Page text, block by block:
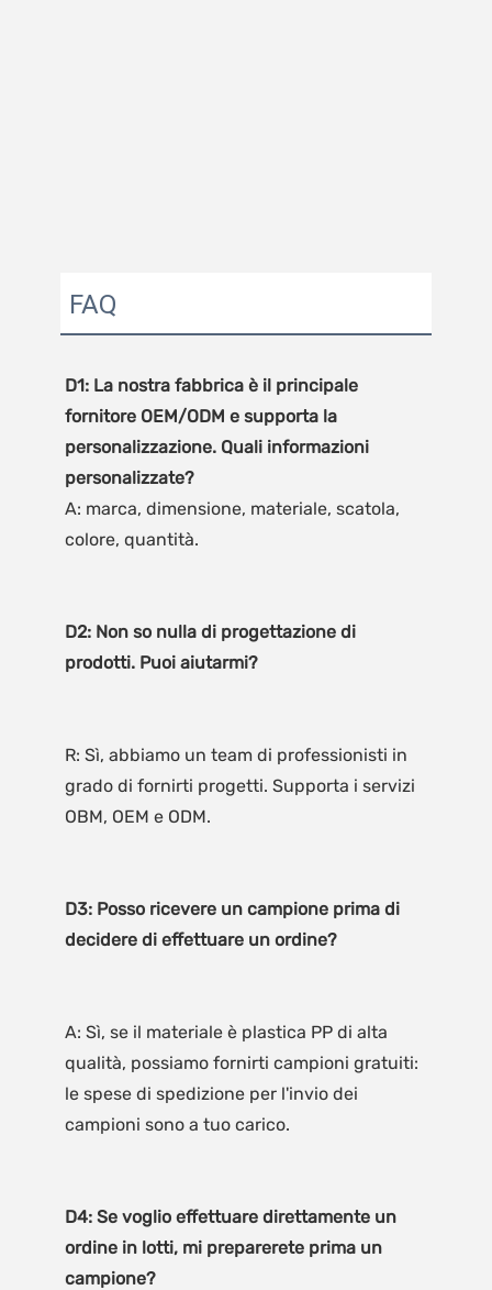
FAQ
D1: La nostra fabbrica è il principale
fornitore OEM/ODM e supporta la
personalizzazione. Quali informazioni
A: marca, dimensione, materiale, scatola,
D2: Non so nulla di progettazione di
prodotti. Puoi aiutarmi?
R: Sì, abbiamo un team di professionisti in
grado di fornirti progetti. Supporta i servizi
D3: Posso ricevere un campione prima di
decidere di effettuare un ordine?
A: Sì, se il materiale è plastica PP di alta
qualità, possiamo fornirti campioni gratuiti:
le spese di spedizione per l'invio dei
D4: Se voglio effettuare direttamente un
ordine in lotti, mi preparerete prima un
campione?